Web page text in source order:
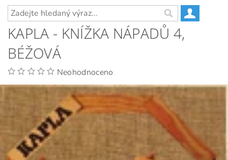
KAPLA - KNÍŽKA NÁPADŮ 4,
BÉŽOVÁ
Neohodnoceno